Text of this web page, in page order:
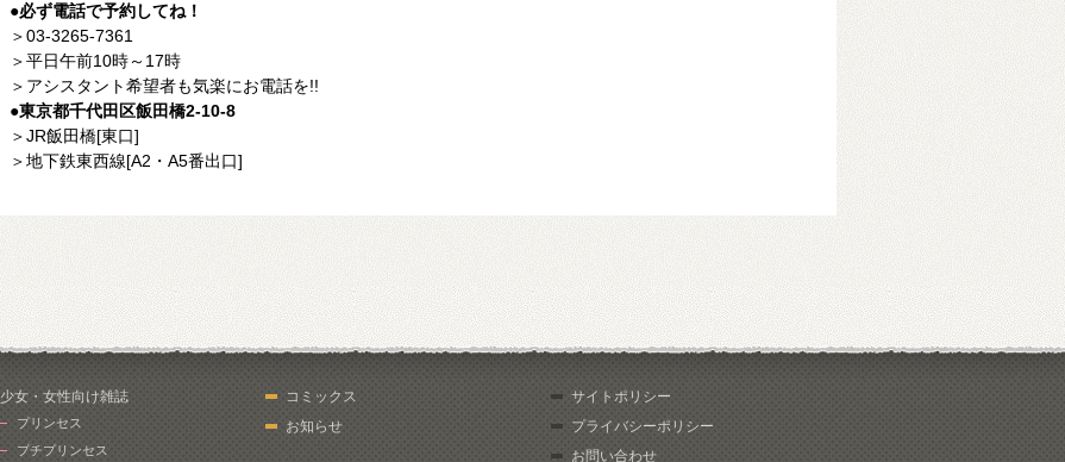
●必ず電話で予約してね！
＞03-3265-7361
＞平日午前10時～17時
＞アシスタント希望者も気楽にお電話を!!
●東京都千代田区飯田橋2-10-8
＞JR飯田橋[東口]
＞地下鉄東西線[A2・A5番出口]
少女・女性向け雑誌
プリンセス
プチプリンセス
コミックス
お知らせ
サイトポリシー
プライバシーポリシー
お問い合わせ